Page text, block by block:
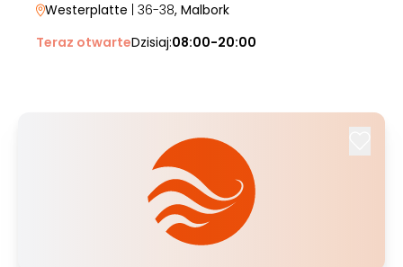
Westerplatte | 36-38, Malbork
Teraz otwarteDzisiaj:08:00-20:00